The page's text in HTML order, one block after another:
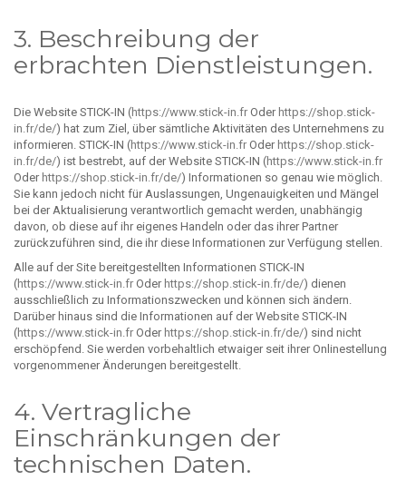
3. Beschreibung der
erbrachten Dienstleistungen.
Die Website STICK-IN (https://www.stick-in.fr Oder https://shop.stick-
in.fr/de/) hat zum Ziel, über sämtliche Aktivitäten des Unternehmens zu
informieren. STICK-IN (https://www.stick-in.fr Oder https://shop.stick-
in.fr/de/) ist bestrebt, auf der Website STICK-IN (https://www.stick-in.fr
Oder https://shop.stick-in.fr/de/) Informationen so genau wie möglich.
Sie kann jedoch nicht für Auslassungen, Ungenauigkeiten und Mängel
bei der Aktualisierung verantwortlich gemacht werden, unabhängig
davon, ob diese auf ihr eigenes Handeln oder das ihrer Partner
zurückzuführen sind, die ihr diese Informationen zur Verfügung stellen.
Alle auf der Site bereitgestellten Informationen STICK-IN
(https://www.stick-in.fr Oder https://shop.stick-in.fr/de/) dienen
ausschließlich zu Informationszwecken und können sich ändern.
Darüber hinaus sind die Informationen auf der Website STICK-IN
(https://www.stick-in.fr Oder https://shop.stick-in.fr/de/) sind nicht
erschöpfend. Sie werden vorbehaltlich etwaiger seit ihrer Onlinestellung
vorgenommener Änderungen bereitgestellt.
4. Vertragliche
Einschränkungen der
technischen Daten.